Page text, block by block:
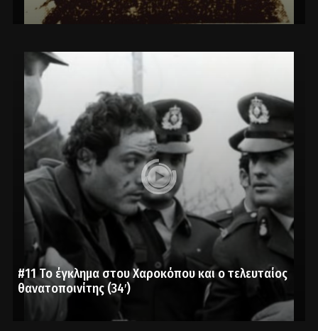
#11 Το έγκλημα στου Χαροκόπου και ο τελευταίος
θανατοποινίτης (34′)